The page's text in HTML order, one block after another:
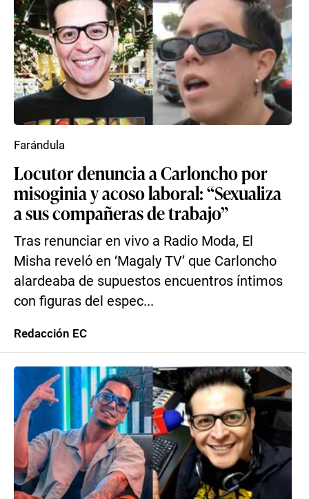
Locutor denuncia a Carloncho por
misoginia y acoso laboral: “Sexualiza
a sus compañeras de trabajo”
Tras renunciar en vivo a Radio Moda, El
Misha reveló en ‘Magaly TV’ que Carloncho
alardeaba de supuestos encuentros íntimos
con figuras del espec...
Farándula
Redacción EC